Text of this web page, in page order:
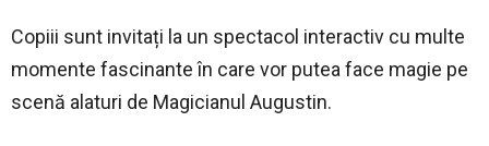
Copiii sunt invitați la un spectacol interactiv cu multe
momente fascinante în care vor putea face magie pe
scenă alaturi de Magicianul Augustin.